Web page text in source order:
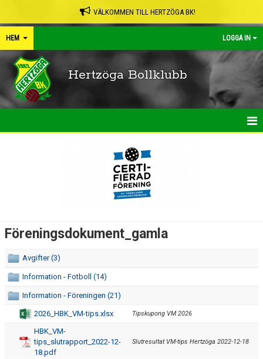
VÄLKOMMEN TILL HERTZÖGA BK!
HEM LOGGA IN
Hertzöga Bollklubb
FRISPARKEN
BLI MEDLEM
MATCHER
KONTAKTER & LAG
Föreningsdokument_gamla
Avgifter (3)
Information - Fotboll (14)
Information - Föreningen (21)
2026_HBK_VM-tips.xlsx Tipskupong VM 2026
HBK_VM-
tips_slutrapport_2022-12-
18.pdf
Slutresultat VM-tips Hertzöga 2022-12-18